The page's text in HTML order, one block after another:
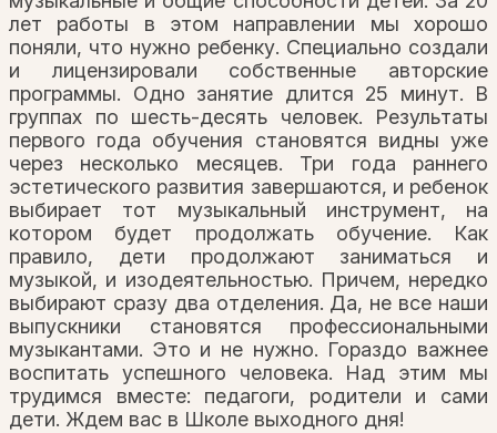
лет работы в этом направлении мы хорошо
поняли, что нужно ребенку. Специально создали
и лицензировали собственные авторские
программы. Одно занятие длится 25 минут. В
группах по шесть-десять человек. Результаты
первого года обучения становятся видны уже
через несколько месяцев. Три года раннего
эстетического развития завершаются, и ребенок
выбирает тот музыкальный инструмент, на
котором будет продолжать обучение. Как
правило, дети продолжают заниматься и
музыкой, и изодеятельностью. Причем, нередко
выбирают сразу два отделения. Да, не все наши
выпускники становятся профессиональными
музыкантами. Это и не нужно. Гораздо важнее
воспитать успешного человека. Над этим мы
трудимся вместе: педагоги, родители и сами
дети. Ждем вас в Школе выходного дня!